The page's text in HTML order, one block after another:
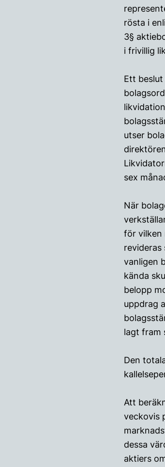
rösta i
3§
i frivillig
Ett
utser
sex
När
för vilken
revideras
vanligen
kända
belopp
uppdrag
lagt fram
Den
Att
veckovis
dessa
aktiers